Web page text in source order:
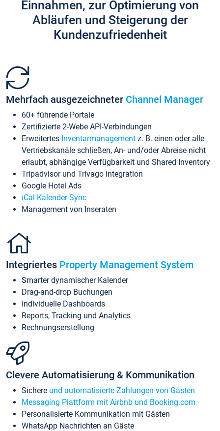
Einnahmen, zur Optimierung von
Abläufen und Steigerung der
Kundenzufriedenheit
Mehrfach ausgezeichneter Channel Manager
60+ führende Portale
Zertifizierte 2-Webe API-Verbindungen
Erweitertes Inventarmanagement z. B. einen oder alle
Vertriebskanäle schließen, An- und/oder Abreise nicht
erlaubt, abhängige Verfügbarkeit und Shared Inventory
Tripadvisor und Trivago Integration
Google Hotel Ads
iCal Kalender Sync
Management von Inseraten
Integriertes Property Management System
Smarter dynamischer Kalender
Drag-and-drop Buchungen
Individuelle Dashboards
Reports, Tracking und Analytics
Rechnungserstellung
Clevere Automatisierung & Kommunikation
Sichere und automatisierte Zahlungen von Gästen
Messaging Plattform mit Airbnb und Booking.com
Personalisierte Kommunikation mit Gästen
WhatsApp Nachrichten an Gäste